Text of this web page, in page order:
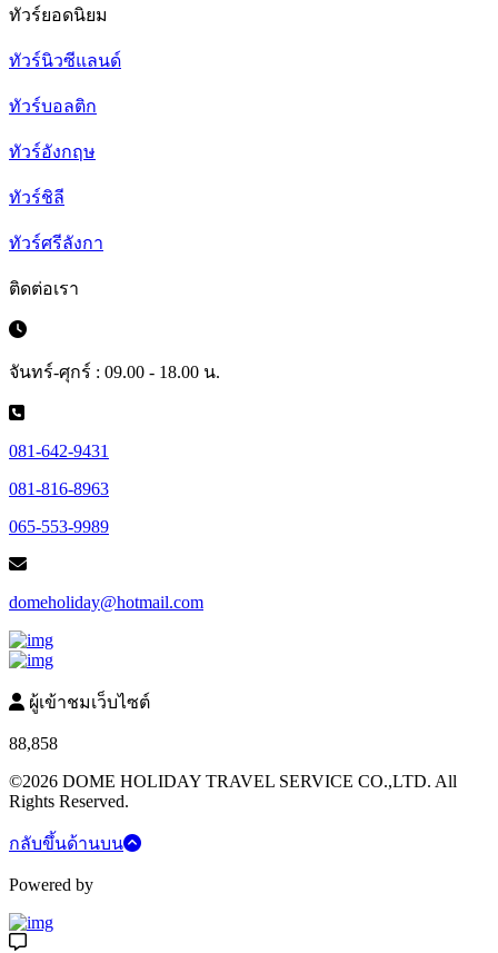
ทัวร์ยอดนิยม
ทัวร์นิวซีแลนด์
ทัวร์บอลติก
ทัวร์อังกฤษ
ทัวร์ชิลี
ทัวร์ศรีลังกา
ติดต่อเรา
จันทร์-ศุกร์ : 09.00 - 18.00 น.
081-642-9431
081-816-8963
065-553-9989
domeholiday@hotmail.com
ผู้เข้าชมเว็บไซต์
88,858
©2026 DOME HOLIDAY TRAVEL SERVICE CO.,LTD. All
Rights Reserved.
กลับขึ้นด้านบน
Powered by